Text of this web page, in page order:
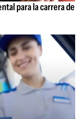
para la carrera de